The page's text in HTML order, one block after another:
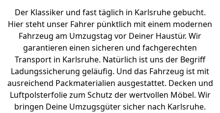
Der Klassiker und fast täglich in Karlsruhe gebucht.
Hier steht unser Fahrer pünktlich mit einem modernen
Fahrzeug am Umzugstag vor Deiner Haustür. Wir
garantieren einen sicheren und fachgerechten
Transport in Karlsruhe. Natürlich ist uns der Begriff
Ladungssicherung geläufig. Und das Fahrzeug ist mit
ausreichend Packmaterialien ausgestattet. Decken und
Luftpolsterfolie zum Schutz der wertvollen Möbel. Wir
bringen Deine Umzugsgüter sicher nach Karlsruhe.